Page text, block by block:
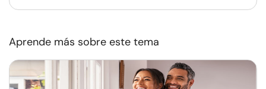
Aprende más sobre este tema